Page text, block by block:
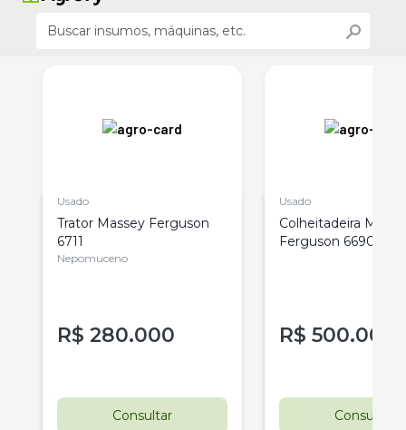
Usado
Trator Massey Ferguson
6711
Nepomuceno
R$ 280.000
Consultar
Usado
Colheitadeira
Ferguson 6690
R$ 500.000
Consultar